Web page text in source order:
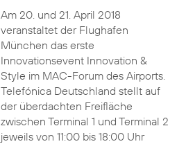
Am 20. und 21. April 2018
veranstaltet der Flughafen
München das erste
Innovationsevent Innovation &
Style im MAC-Forum des Airports.
Telefónica Deutschland stellt auf
der überdachten Freifläche
zwischen Terminal 1 und Terminal 2
jeweils von 11:00 bis 18:00 Uhr